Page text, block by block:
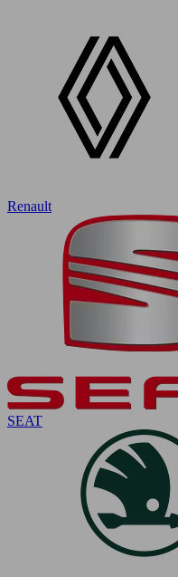
Renault
SEAT